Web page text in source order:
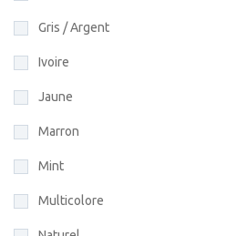
Gris / Argent
Ivoire
Jaune
Marron
Mint
Multicolore